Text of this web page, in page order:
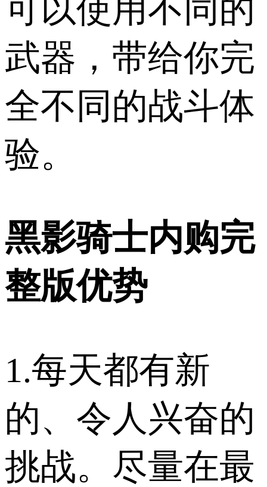
可以使用不同的
武器，带给你完
全不同的战斗体
验。
黑影骑士内购完
整版优势
1.每天都有新
的、令人兴奋的
挑战。尽量在最